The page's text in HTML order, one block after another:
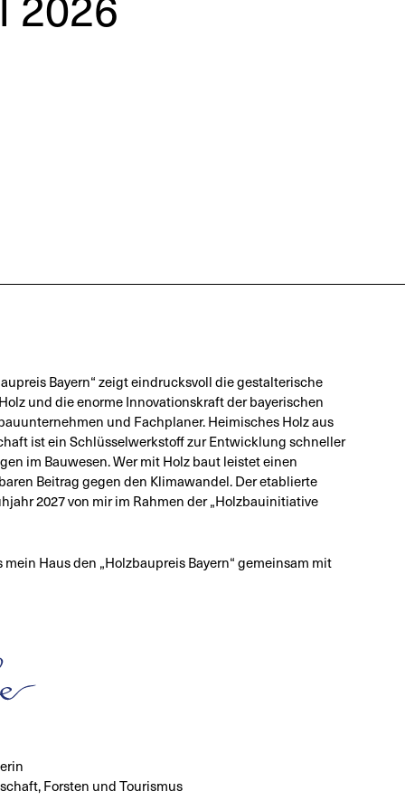
Bayern“ zeigt eindrucksvoll die gestalterische
und die enorme Innovationskraft der bayerischen
und Fachplaner. Heimisches Holz aus
ist ein Schlüsselwerkstoff zur Entwicklung schneller
im Bauwesen. Wer mit Holz baut leistet einen
Beitrag gegen den Klimawandel. Der etablierte
2027 von mir im Rahmen der „Holzbauinitiative
Haus den „Holzbaupreis Bayern“ gemeinsam mit
Forsten und Tourismus